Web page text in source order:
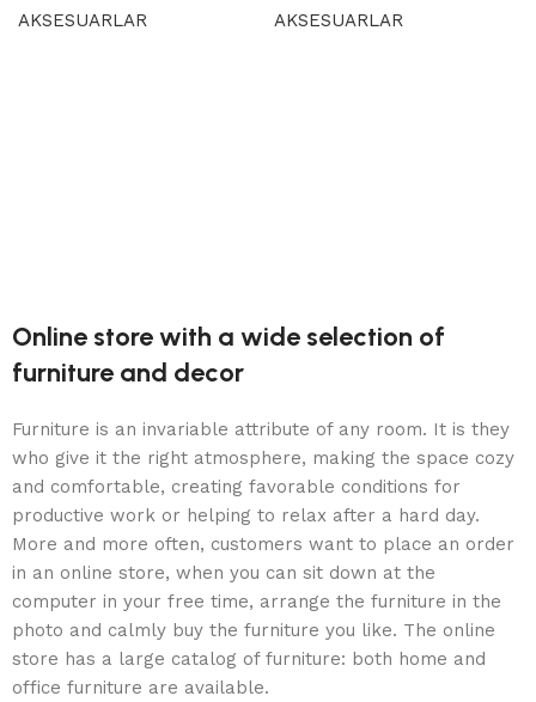
AKSESUARLAR AKSESUARLAR
Online store with a wide selection of
furniture and decor
Furniture is an invariable attribute of any room. It is they
who give it the right atmosphere, making the space cozy
and comfortable, creating favorable conditions for
productive work or helping to relax after a hard day.
More and more often, customers want to place an order
in an online store, when you can sit down at the
computer in your free time, arrange the furniture in the
photo and calmly buy the furniture you like. The online
store has a large catalog of furniture: both home and
office furniture are available.